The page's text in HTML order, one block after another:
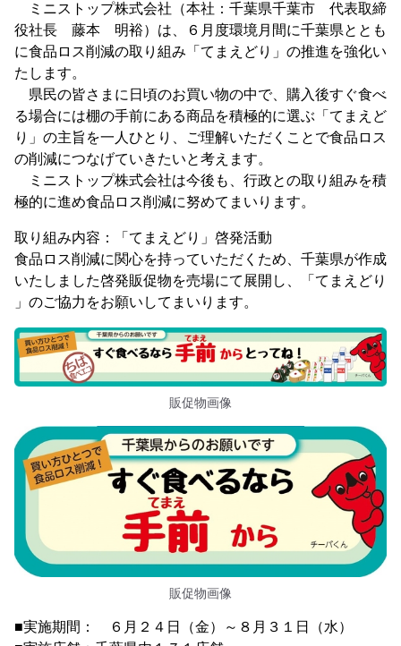
ミニストップ株式会社（本社：千葉県千葉市 代表取締
役社長 藤本 明裕）は、６月度環境月間に千葉県ととも
に食品ロス削減の取り組み「てまえどり」の推進を強化い
たします。
県民の皆さまに日頃のお買い物の中で、購入後すぐ食べ
る場合には棚の手前にある商品を積極的に選ぶ「てまえど
り」の主旨を一人ひとり、ご理解いただくことで食品ロス
の削減につなげていきたいと考えます。
ミニストップ株式会社は今後も、行政との取り組みを積
極的に進め食品ロス削減に努めてまいります。
取り組み内容：「てまえどり」啓発活動
食品ロス削減に関心を持っていただくため、千葉県が作成
いたしました啓発販促物を売場にて展開し、「てまえどり
」のご協力をお願いしてまいります。
販促物画像
販促物画像
■実施期間： ６月２４日（金）～８月３１日（水）